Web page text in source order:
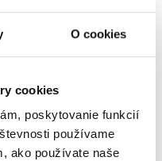
O cookies
cookies
poskytovanie funkcií
používame
ako používate naše
čtení.
Názov